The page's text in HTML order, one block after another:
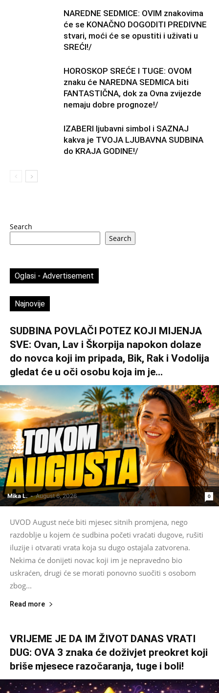
NAREDNE SEDMICE: OVIM znakovima
će se KONAČNO DOGODITI PREDIVNE
stvari, moći će se opustiti i uživati u
SREĆI!/
HOROSKOP SREĆE I TUGE: OVOM
znaku će NAREDNA SEDMICA biti
FANTASTIČNA, dok za Ovna zvijezde
nemaju dobre prognoze!/
IZABERI ljubavni simbol i SAZNAJ
kakva je TVOJA LJUBAVNA SUDBINA
do KRAJA GODINE!/
Search
Search
Oglasi - Advertisement
Najnovije
SUDBINA POVLAČI POTEZ KOJI MIJENJA
SVE: Ovan, Lav i Škorpija napokon dolaze
do novca koji im pripada, Bik, Rak i Vodolija
gledat će u oči osobu koja im je...
Mika L. - August 6, 2026 0
UVOD August neće biti mjesec sitnih promjena, nego
razdoblje u kojem će sudbina početi vraćati dugove, rušiti
iluzije i otvarati vrata koja su dugo ostajala zatvorena.
Nekima će donijeti novac koji im je nepravedno bio
uskraćen, drugi će se morati ponovno suočiti s osobom
zbog...
Read more
VRIJEME JE DA IM ŽIVOT DANAS VRATI
DUG: OVA 3 znaka će doživjet preokret koji
briše mjesece razočaranja, tuge i boli!